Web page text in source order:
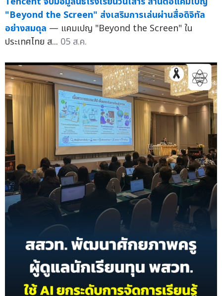
"Beyond the Screen" ส่งเสริมการเล่นผ่านสื่อดิจิทัล
อย่างสมดุล — แคมเปญ "Beyond the Screen" ใน
ประเทศไทย ส... 05 ส.ค.